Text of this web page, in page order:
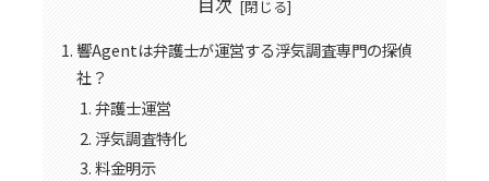
目次
響Agentは弁護士が運営する浮気調査専門の探偵
社？
弁護士運営
浮気調査特化
料金明示